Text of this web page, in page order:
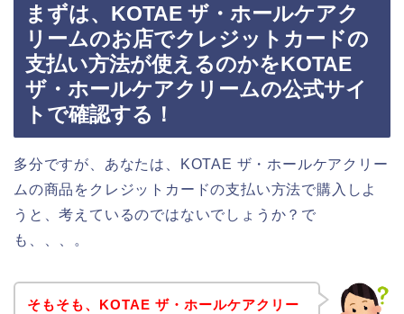
まずは、KOTAE ザ・ホールケアク
リームのお店でクレジットカードの
支払い方法が使えるのかをKOTAE
ザ・ホールケアクリームの公式サイ
トで確認する！
多分ですが、あなたは、KOTAE ザ・ホールケアクリー
ムの商品をクレジットカードの支払い方法で購入しよ
うと、考えているのではないでしょうか？で
も、、、。
そもそも、KOTAE ザ・ホールケアクリー